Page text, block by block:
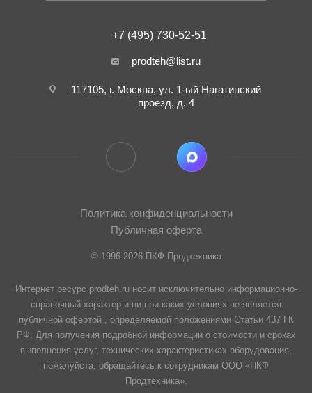
+7 (495) 730-52-51
prodteh@list.ru
117105, г. Москва, ул. 1-ый Нагатинский
проезд, д. 4
Политика конфиденциальности
Публичная оферта
© 1996-2026 ПКФ Продтехника
Интернет ресурс prodteh.ru носит исключительно информационно-
справочный характер и ни при каких условиях не является
публичной офертой , определяемой положениями Статьи 437 ГК
РФ. Для получения подробной информации о стоимости и сроках
выполнения услуг, технических характеристиках оборудования,
пожалуйста, обращайтесь к сотрудникам ООО «ПКФ
Продтехника».